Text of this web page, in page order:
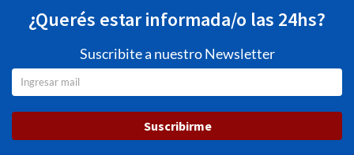
¿Querés estar informada/o las 24hs?
Suscribite a nuestro Newsletter
Suscribirme